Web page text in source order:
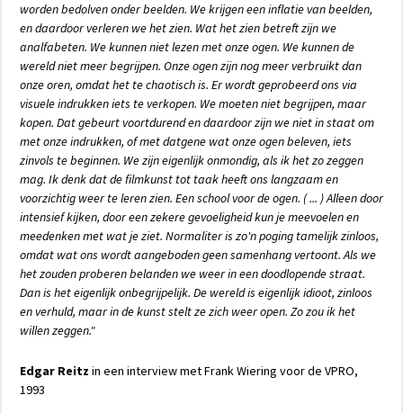
worden bedolven onder beelden. We krijgen een inflatie van beelden,
en daardoor verleren we het zien. Wat het zien betreft zijn we
analfabeten. We kunnen niet lezen met onze ogen. We kunnen de
wereld niet meer begrijpen. Onze ogen zijn nog meer verbruikt dan
onze oren, omdat het te chaotisch is. Er wordt geprobeerd ons via
visuele indrukken iets te verkopen. We moeten niet begrijpen, maar
kopen. Dat gebeurt voortdurend en daardoor zijn we niet in staat om
met onze indrukken, of met datgene wat onze ogen beleven, iets
zinvols te beginnen. We zijn eigenlijk onmondig, als ik het zo zeggen
mag. Ik denk dat de filmkunst tot taak heeft ons langzaam en
voorzichtig weer te leren zien. Een school voor de ogen. ( ... ) Alleen door
intensief kijken, door een zekere gevoeligheid kun je meevoelen en
meedenken met wat je ziet. Normaliter is zo'n poging tamelijk zinloos,
omdat wat ons wordt aangeboden geen samenhang vertoont. Als we
het zouden proberen belanden we weer in een doodlopende straat.
Dan is het eigenlijk onbegrijpelijk. De wereld is eigenlijk idioot, zinloos
en verhuld, maar in de kunst stelt ze zich weer open. Zo zou ik het
willen zeggen."
Edgar Reitz in een interview met Frank Wiering voor de VPRO,
1993